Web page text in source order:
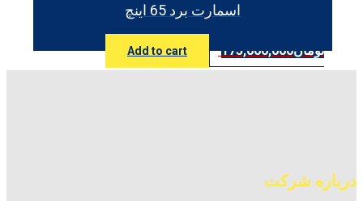
اسمارت برد 65 اینچ
تومان175,000,000
Add to cart
درباره شرکت